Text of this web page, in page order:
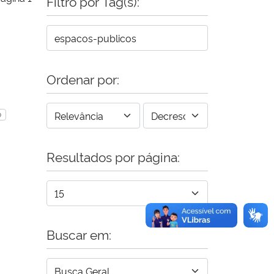
Ordenar por:
Resultados por página:
Buscar em: